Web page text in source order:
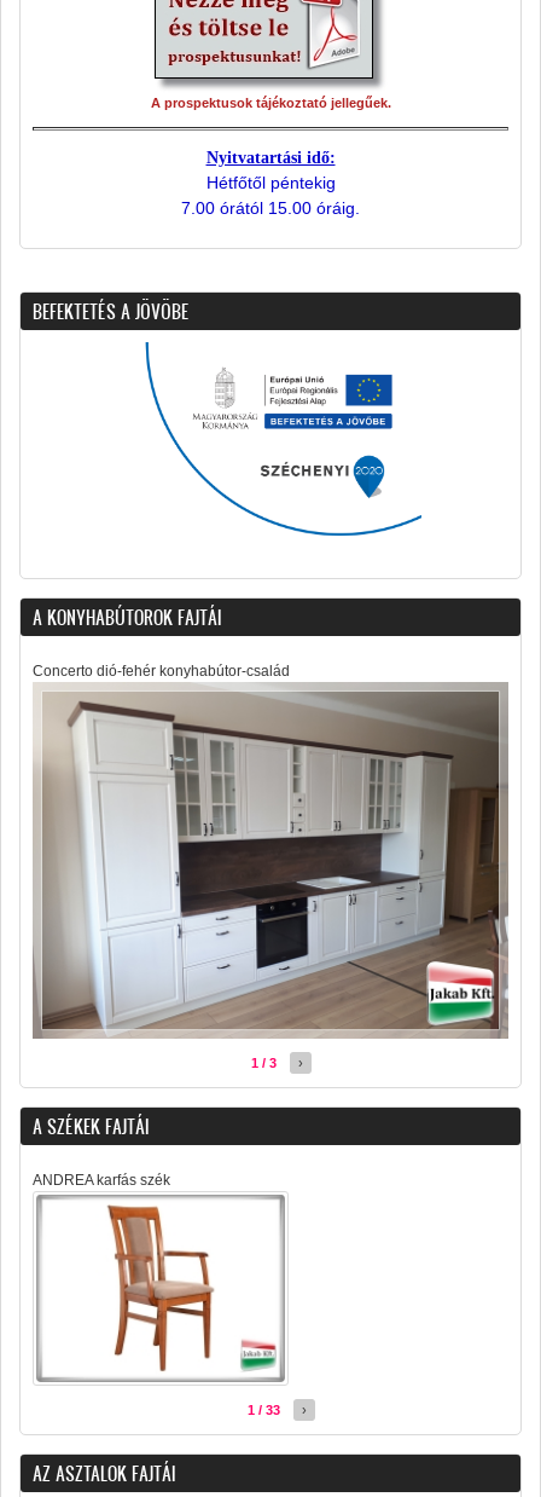
A prospektusok tájékoztató jellegűek.
Nyitvatartási idő:
Hétfőtől péntekig
7.00 órától 15.00 óráig.
BEFEKTETÉS A JÖVÖBE
A KONYHABÚTOROK FAJTÁI
Concerto dió-fehér konyhabútor-család
1 / 3 ›
A SZÉKEK FAJTÁI
ANDREA karfás szék
1 / 33 ›
AZ ASZTALOK FAJTÁI